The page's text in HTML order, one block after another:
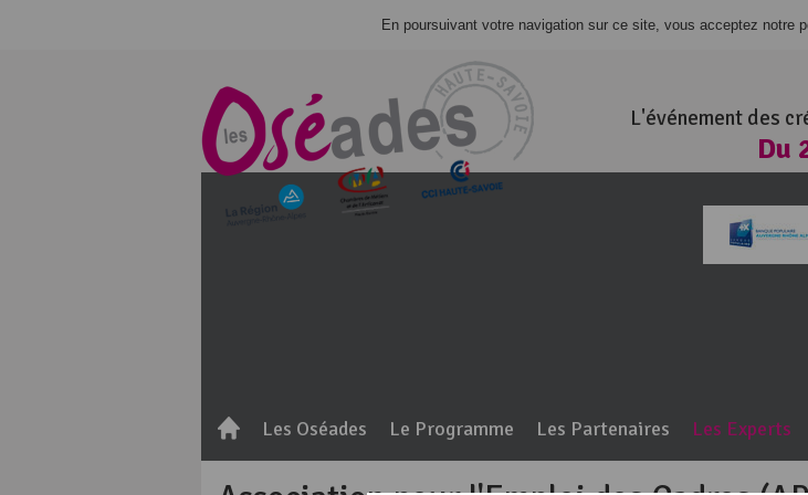
En poursuivant votre navigation sur ce site, vous acceptez notre
L'événement des
Du
Les Oséades Le Programme Les Partenaires Les Experts